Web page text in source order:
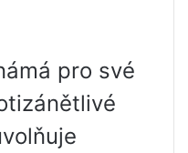
pro své